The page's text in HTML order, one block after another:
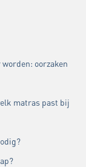
oorzaken
matras past bij